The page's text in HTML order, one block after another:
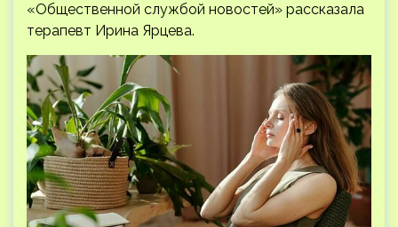
«Общественной службой новостей» рассказала
терапевт Ирина Ярцева.